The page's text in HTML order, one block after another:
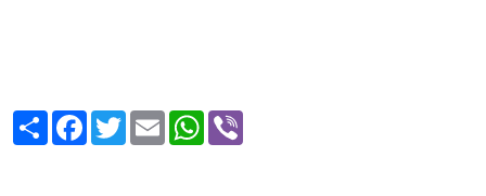
ShareFacebook
TwitterEmailWhatsApp